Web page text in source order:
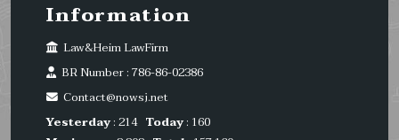
Information
Law&Heim LawFirm
BR Number : 786-86-02386
Contact@nowsj.net
Yesterday: 214 Today: 160